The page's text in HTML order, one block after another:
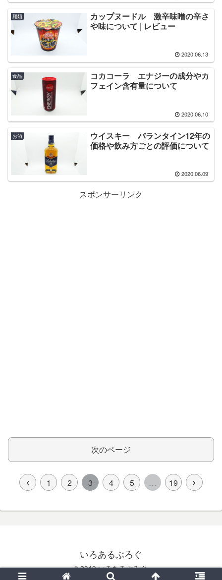
麺類
カップヌードル 激辛味噌の辛さ
や味について | レビュー
2020.06.13
食品
コカコーラ エナジーの成分やカ
フェイン含有量について
2020.06.10
お酒
ウイスキー バランタイン12年の
価格や飲み方ごとの評価について
2020.06.09
スポンサーリンク
次のページ
1 2 3 4 5 … 19
いろあるぶろぐ
© 2019 いろあるぶろぐ.